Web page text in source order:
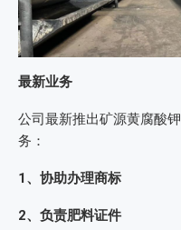
最新业务
公司最新推出矿源黄腐酸
务：
1、协助办理商标
2、负责肥料证件